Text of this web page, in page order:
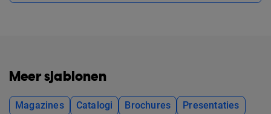
Meer sjablonen
Magazines Catalogi Brochures
Presentaties